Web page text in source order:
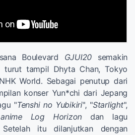
Boulevard GJUI20 semakin
turut tampil Dhyta Chan, Tokyo
World. Sebagai penutup dari
konser Yun*chi dari Jepang
"Tenshi no Yubikiri", "Starlight",
anime Log Horizon dan lagu
itu dilanjutkan dengan